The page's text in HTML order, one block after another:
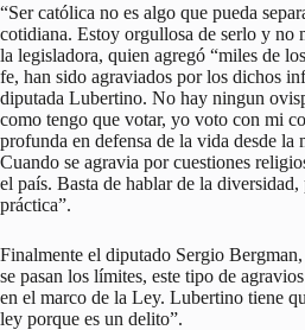
“Ser católica no es algo que pueda
cotidiana. Estoy orgullosa de serlo y no
la legisladora, quien agregó “miles de
fe, han sido agraviados por los dichos
diputada Lubertino. No hay ningun
como tengo que votar, yo voto con mi
profunda en defensa de la vida desde la
Cuando se agravia por cuestiones
el país. Basta de hablar de la diversidad,
práctica”.
Finalmente el diputado Sergio
se pasan los límites, este tipo de
en el marco de la Ley. Lubertino tiene
ley porque es un delito”.